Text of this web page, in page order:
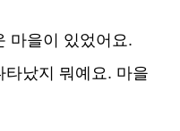
마을이 있었어요.
났지 뭐예요. 마을